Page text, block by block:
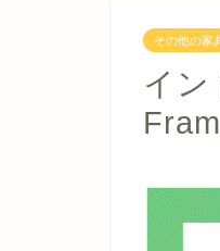
その他の家
イン